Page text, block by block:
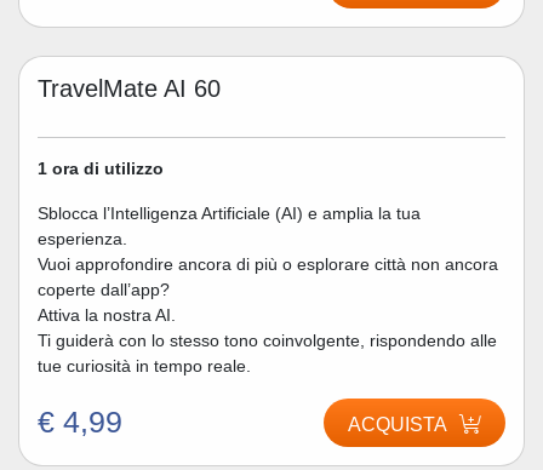
TravelMate AI 60
1 ora di utilizzo
Sblocca l’Intelligenza Artificiale (AI) e amplia la tua
esperienza.
Vuoi approfondire ancora di più o esplorare città non ancora
coperte dall’app?
Attiva la nostra AI.
Ti guiderà con lo stesso tono coinvolgente, rispondendo alle
tue curiosità in tempo reale.
€ 4,99 ACQUISTA